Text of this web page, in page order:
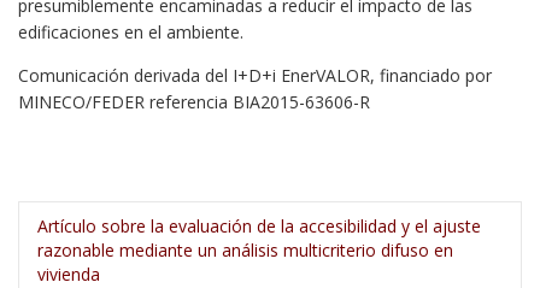
presumiblemente encaminadas a reducir el impacto de las
edificaciones en el ambiente.
Comunicación derivada del I+D+i EnerVALOR, financiado por
MINECO/FEDER referencia BIA2015-63606-R
Artículo sobre la evaluación de la accesibilidad y el ajuste
razonable mediante un análisis multicriterio difuso en
vivienda